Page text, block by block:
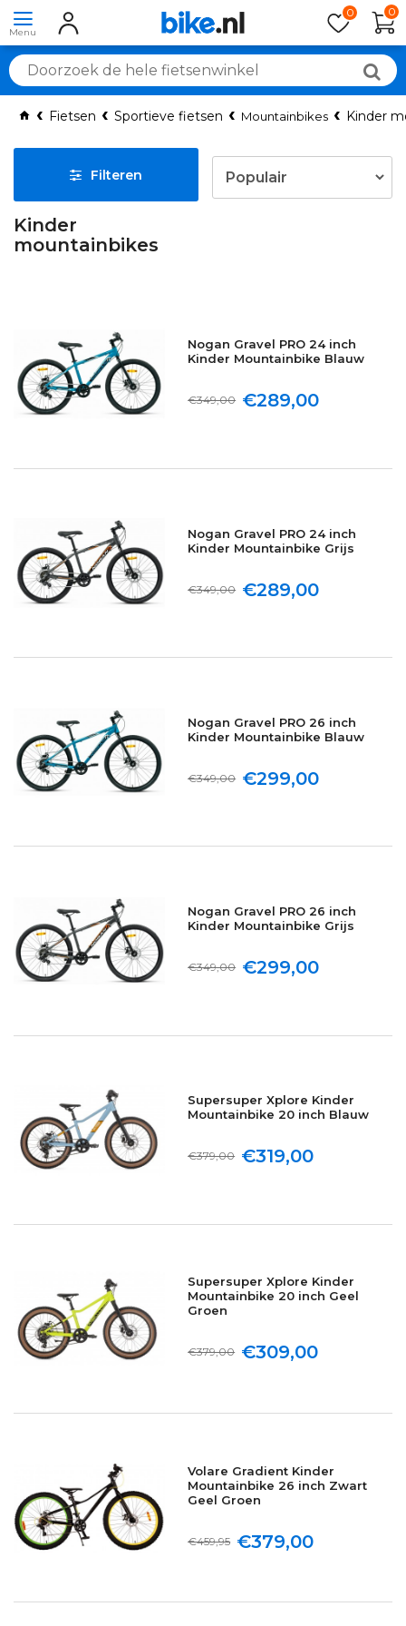
0 0
Fietsen Sportieve fietsen Mountainbikes Kinder
Filteren
Kinder
mountainbikes
Nogan Gravel PRO 24 inch
Kinder Mountainbike Blauw
€289,00
€349,00
Nogan Gravel PRO 24 inch
Kinder Mountainbike Grijs
€289,00
€349,00
Nogan Gravel PRO 26 inch
Kinder Mountainbike Blauw
€299,00
€349,00
Nogan Gravel PRO 26 inch
Kinder Mountainbike Grijs
€299,00
€349,00
Supersuper Xplore Kinder
Mountainbike 20 inch Blauw
€319,00
€379,00
Supersuper Xplore Kinder
Mountainbike 20 inch Geel
Groen
€309,00
€379,00
Volare Gradient Kinder
Mountainbike 26 inch Zwart
Geel Groen
€379,00
€459,95